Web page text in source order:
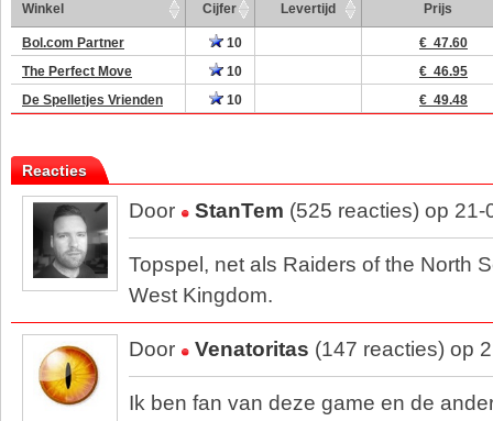
Winkel Cijfer Levertijd Prijs
Bol.com Partner 10
€ 47.60
The Perfect Move
10
€ 46.95
De Spelletjes Vrienden
10 € 49.48
Reacties
Door StanTem (525 reacties) op
Topspel, net als Raiders of the North
West Kingdom.
Door Venatoritas (147 reacties) op
Ik ben fan van deze game en de